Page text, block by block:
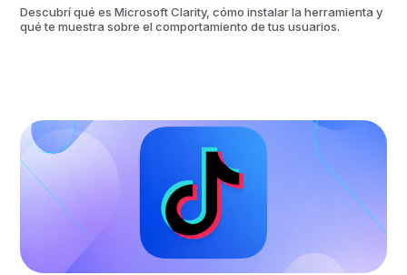
Descubrí qué es Microsoft Clarity, cómo instalar la herramienta y
qué te muestra sobre el comportamiento de tus usuarios.